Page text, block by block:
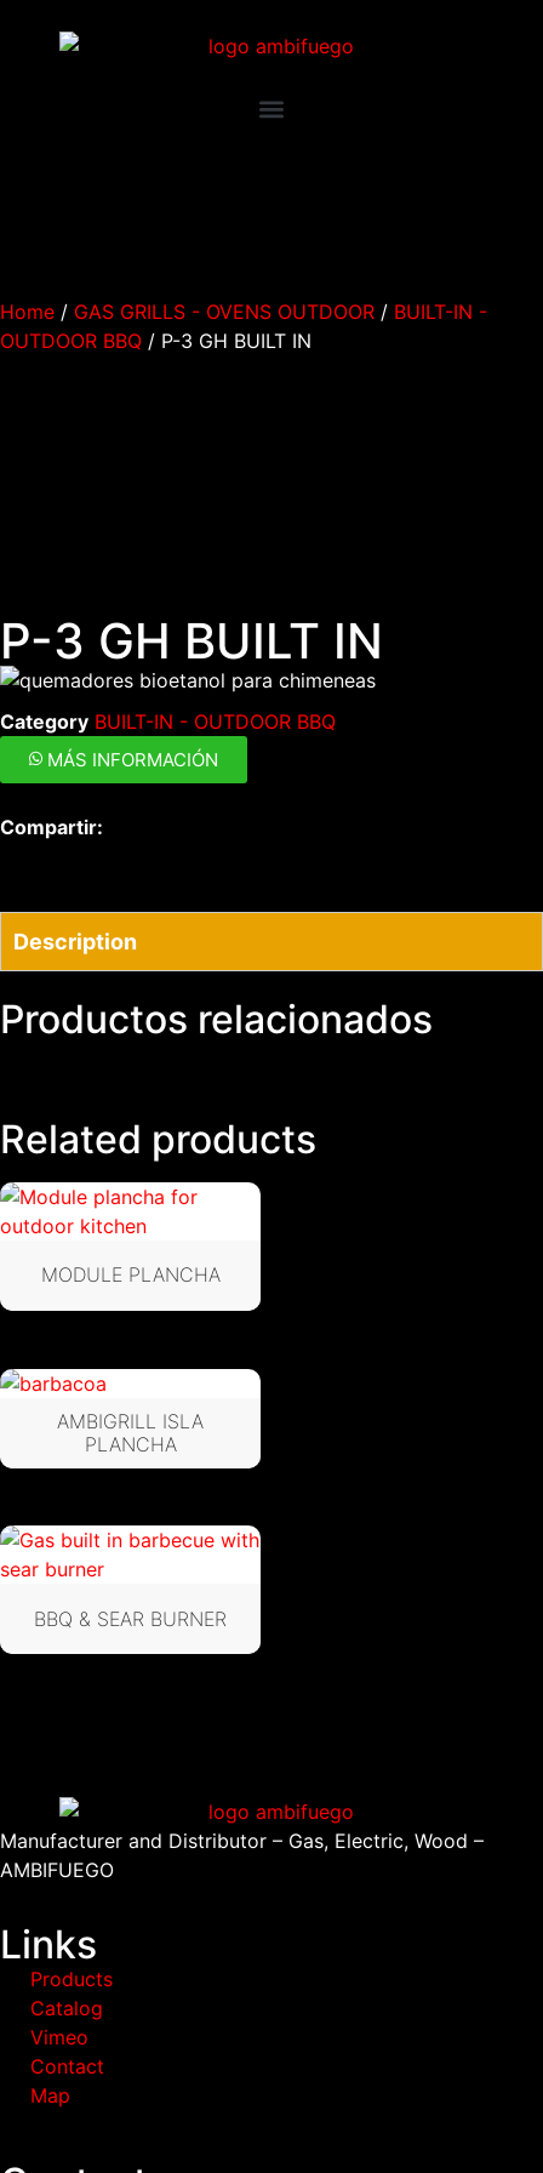
Home / GAS GRILLS - OVENS OUTDOOR / BUILT-IN -
OUTDOOR BBQ / P-3 GH BUILT IN
P-3 GH BUILT IN
Category BUILT-IN - OUTDOOR BBQ
MÁS INFORMACIÓN
Compartir:
Description
Productos relacionados
Related products
MODULE PLANCHA
AMBIGRILL ISLA
PLANCHA
BBQ & SEAR BURNER
Manufacturer and Distributor – Gas, Electric, Wood –
AMBIFUEGO
Links
Products
Catalog
Vimeo
Contact
Map